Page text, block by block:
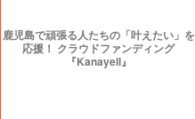
鹿児島で頑張る人たちの「叶えたい」を
応援！ クラウドファンディング
『Kanayell』